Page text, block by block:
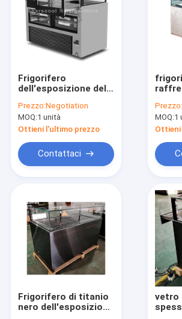
Frigorifero
dell'esposizione del
inossidabile 1.2m
con lo strato di
stoccaggio
Prezzo:Negotiation
MOQ:1 unità
Ottieni l'ultimo prezzo
Contattaci
per il
mitra
MOQ:1
Ottieni
Frigorifero di titanio
nero dell'esposizione
vetro